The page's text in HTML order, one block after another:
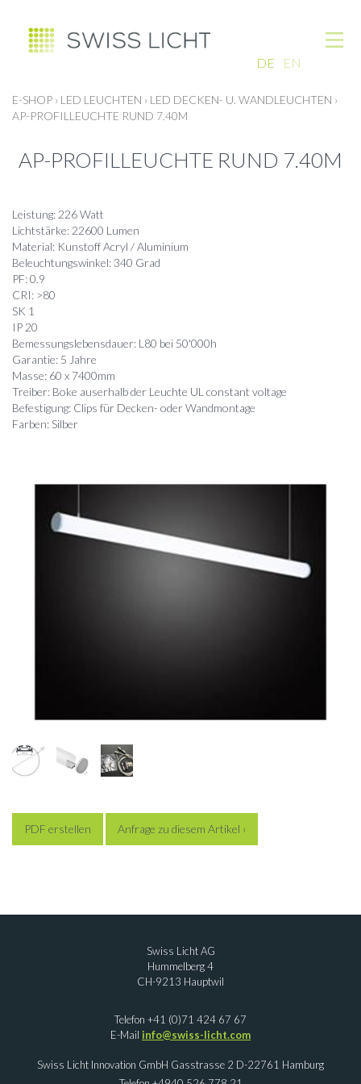
DE EN
E-SHOP › LED LEUCHTEN › LED DECKEN- U. WANDLEUCHTEN ›
AP-PROFILLEUCHTE RUND 7.40M
AP-PROFILLEUCHTE RUND 7.40M
Leistung: 226 Watt
Lichtstärke: 22600 Lumen
Material: Kunstoff Acryl / Aluminium
Beleuchtungswinkel: 340 Grad
PF: 0.9
CRI: >80
SK 1
IP 20
Bemessungslebensdauer: L80 bei 50'000h
Garantie: 5 Jahre
Masse: 60 x 7400mm
Treiber: Boke auserhalb der Leuchte UL constant voltage
Befestigung: Clips für Decken- oder Wandmontage
Farben: Silber
PDF erstellen Anfrage zu diesem Artikel ›
Swiss Licht AG
Hummelberg 4
CH-9213 Hauptwil
Telefon +41 (0)71 424 67 67
E-Mail info@swiss-licht.com
Swiss Licht Innovation GmbH Gasstrasse 2 D-22761 Hamburg